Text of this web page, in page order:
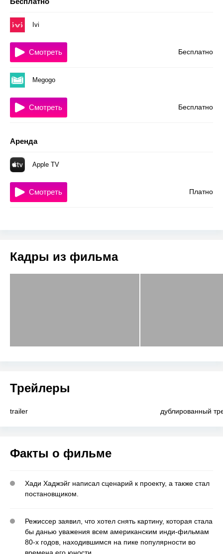
Ivi
Бесплатно
Смотреть
Megogo
Бесплатно
Смотреть
Аренда
Apple TV
Платно
Смотреть
Кадры из фильма
Трейлеры
trailer дублированный
Факты о фильме
Хади Хаджэйг написал сценарий к проекту, а также стал
постановщиком.
Режиссер заявил, что хотел снять картину, которая стала
бы данью уважения всем американским инди-фильмам
80-х годов, находившимся на пике популярности во